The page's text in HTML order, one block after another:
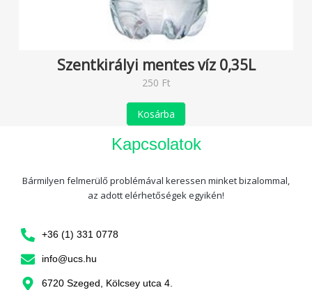
Szentkirályi mentes víz 0,35L
250 Ft
Kosárba
Kapcsolatok
Bármilyen felmerülő problémával keressen minket bizalommal,
az adott elérhetőségek egyikén!
+36 (1) 331 0778
info@ucs.hu
6720 Szeged, Kölcsey utca 4.